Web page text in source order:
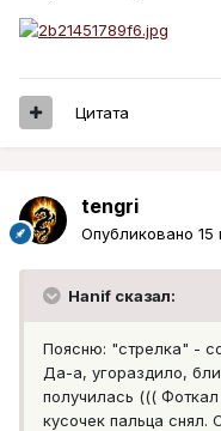
Цитата
tengri
Опубликовано 15
Hanif сказал:
Поясню: "стрелка" -
Да-а, угораздило,
получилась (((
кусочек пальца